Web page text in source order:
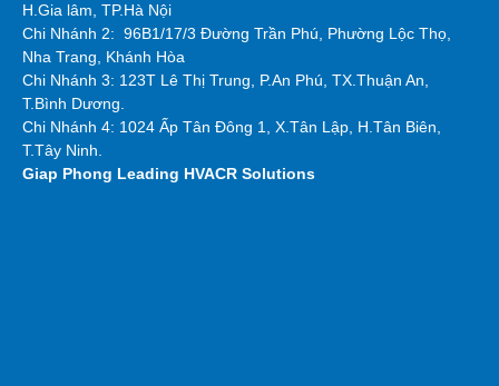
H.Gia lâm, TP.Hà Nội
Chi Nhánh 2: 96B1/17/3 Đường Trần Phú, Phường Lộc Thọ,
Nha Trang, Khánh Hòa
Chi Nhánh 3: 123T Lê Thị Trung, P.An Phú, TX.Thuận An,
T.Bình Dương.
Chi Nhánh 4: 1024 Ấp Tân Đông 1, X.Tân Lập, H.Tân Biên,
T.Tây Ninh.
Giap Phong Leading HVACR Solutions